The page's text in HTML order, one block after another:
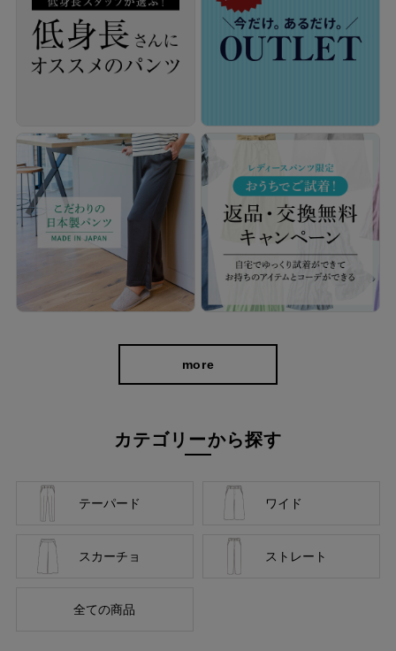
細部にまでこだわっています！
more
カテゴリーから探す
テーパード ワイド
スカーチョ ストレート
全ての商品